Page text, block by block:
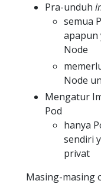
Pra-unduh
semua
apapun
Node
Node
Mengatur
Pod
hanya
sendiri
privat
Masing-masing